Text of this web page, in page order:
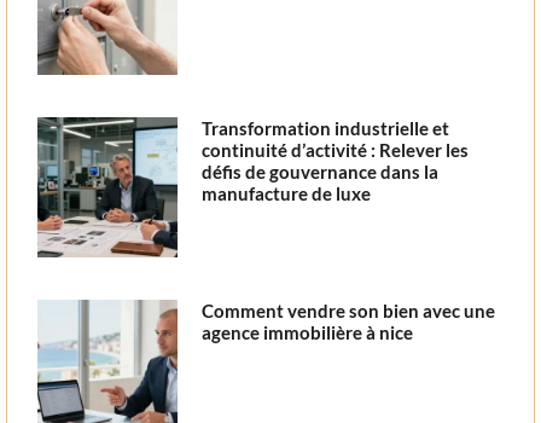
Transformation industrielle et
continuité d’activité : Relever les
défis de gouvernance dans la
manufacture de luxe
Comment vendre son bien avec une
agence immobilière à nice